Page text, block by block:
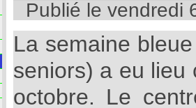
Publié le vendredi
La semaine
seniors) a eu lieu
octobre. Le